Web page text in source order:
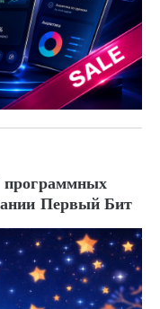
программных
Первый Бит